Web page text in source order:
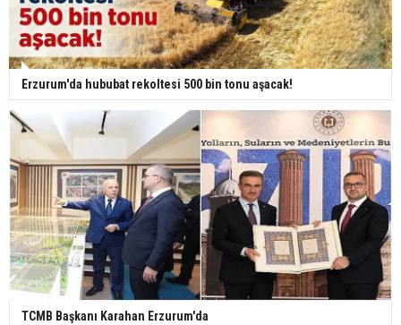
Erzurum'da hububat rekoltesi 500 bin tonu aşacak!
TCMB Başkanı Karahan Erzurum'da